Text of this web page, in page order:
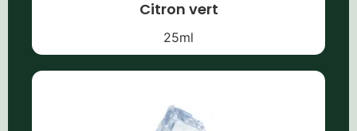
Citron vert
25ml